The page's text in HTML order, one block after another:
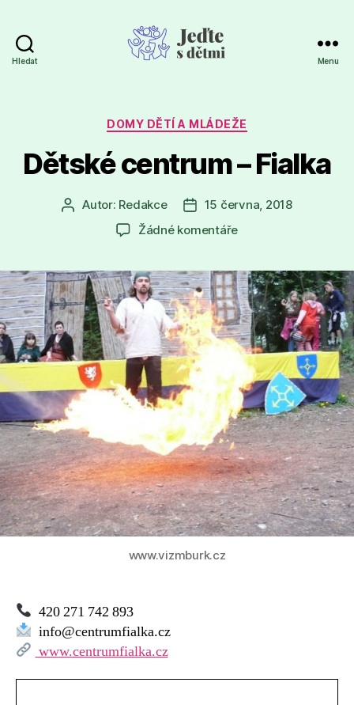
Hledat Menu
Rubriky
DOMY DĚTÍ A MLÁDEŽE
Dětské centrum – Fialka
Autor
příspěvku
Autor: Redakce
Datum
příspěvku
15 června, 2018
Žádné komentářeu
názvem
Dětské
centrum
–
Fialka
www.vizmburk.cz
420 271 742 893
info@centrumfialka.cz
www.centrumfialka.cz